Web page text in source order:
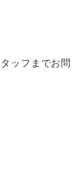
ッフまでお問